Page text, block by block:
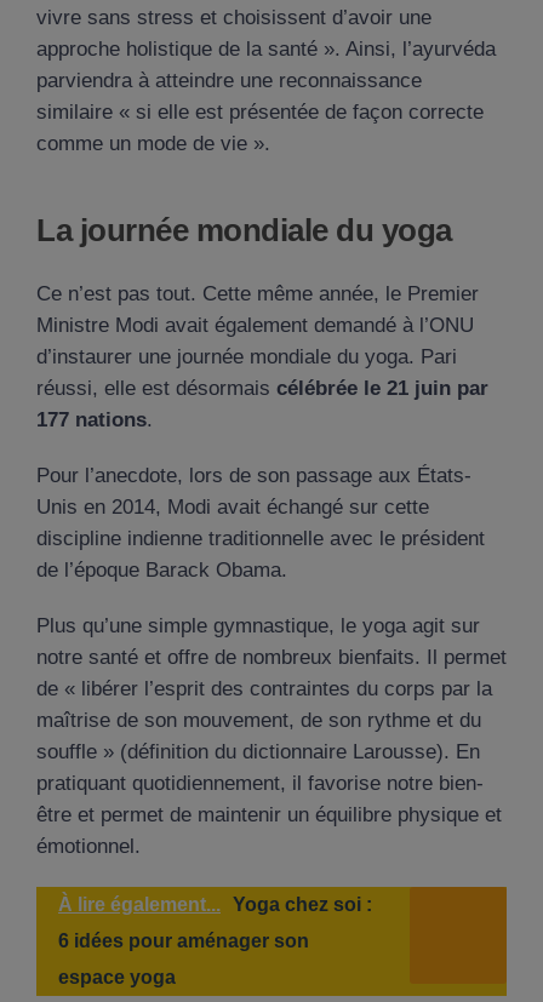
vivre sans stress et choisissent d’avoir une
approche holistique de la santé ». Ainsi, l’ayurvéda
parviendra à atteindre une reconnaissance
similaire « si elle est présentée de façon correcte
comme un mode de vie ».
La journée mondiale du yoga
Ce n’est pas tout. Cette même année, le Premier
Ministre Modi avait également demandé à l’ONU
d’instaurer une journée mondiale du yoga. Pari
réussi, elle est désormais célébrée le 21 juin par
177 nations.
Pour l’anecdote, lors de son passage aux États-
Unis en 2014, Modi avait échangé sur cette
discipline indienne traditionnelle avec le président
de l’époque Barack Obama.
Plus qu’une simple gymnastique, le yoga agit sur
notre santé et offre de nombreux bienfaits. Il permet
de « libérer l’esprit des contraintes du corps par la
maîtrise de son mouvement, de son rythme et du
souffle » (définition du dictionnaire Larousse). En
pratiquant quotidiennement, il favorise notre bien-
être et permet de maintenir un équilibre physique et
émotionnel.
À lire également... Yoga chez soi :
6 idées pour aménager son
espace yoga